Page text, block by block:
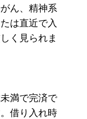
ん、精神系
は直近で入
く見られま
満で完済で
借り入れ時